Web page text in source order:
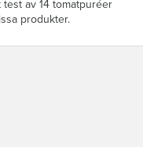
av 14 tomatpuréer
produkter.